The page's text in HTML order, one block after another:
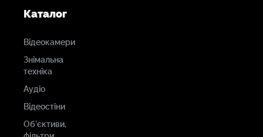
Каталог
Відеокамери
Знімальна
техніка
Аудіо
Відеостіни
Об'єктиви,